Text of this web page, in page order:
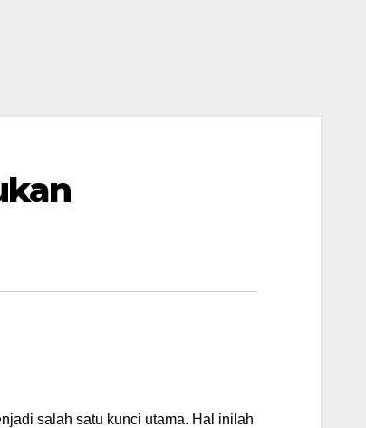
salah satu kunci utama. Hal inilah